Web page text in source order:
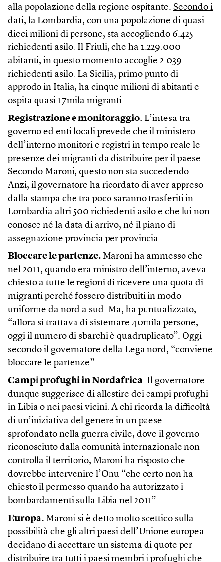
alla popolazione della regione ospitante. Secondo i
dati, la Lombardia, con una popolazione di quasi
dieci milioni di persone, sta accogliendo 6.425
richiedenti asilo. Il Friuli, che ha 1.229.000
abitanti, in questo momento accoglie 2.039
richiedenti asilo. La Sicilia, primo punto di
approdo in Italia, ha cinque milioni di abitanti e
ospita quasi 17mila migranti.
Registrazione e monitoraggio. L’intesa tra
governo ed enti locali prevede che il ministero
dell’interno monitori e registri in tempo reale le
presenze dei migranti da distribuire per il paese.
Secondo Maroni, questo non sta succedendo.
Anzi, il governatore ha ricordato di aver appreso
dalla stampa che tra poco saranno trasferiti in
Lombardia altri 500 richiedenti asilo e che lui non
conosce né la data di arrivo, né il piano di
assegnazione provincia per provincia.
Bloccare le partenze. Maroni ha ammesso che
nel 2011, quando era ministro dell’interno, aveva
chiesto a tutte le regioni di ricevere una quota di
migranti perché fossero distribuiti in modo
uniforme da nord a sud. Ma, ha puntualizzato,
“allora si trattava di sistemare 40mila persone,
oggi il numero di sbarchi è quadruplicato”. Oggi
secondo il governatore della Lega nord, “conviene
bloccare le partenze”.
Campi profughi in Nordafrica. Il governatore
dunque suggerisce di allestire dei campi profughi
in Libia o nei paesi vicini. A chi ricorda la difficoltà
di un’iniziativa del genere in un paese
sprofondato nella guerra civile, dove il governo
riconosciuto dalla comunità internazionale non
controlla il territorio, Maroni ha risposto che
dovrebbe intervenire l’Onu “che certo non ha
chiesto il permesso quando ha autorizzato i
bombardamenti sulla Libia nel 2011”.
Europa. Maroni si è detto molto scettico sulla
possibilità che gli altri paesi dell’Unione europea
decidano di accettare un sistema di quote per
distribuire tra tutti i paesi membri i profughi che